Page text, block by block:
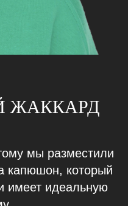
ЖАККАРД
мы разместили
капюшон, который
имеет идеальную